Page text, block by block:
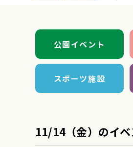
公園イベント
スポーツ施設
11/14（金）のイベ